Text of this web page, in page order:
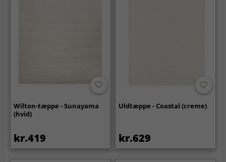
Wilton-tæppe - Sunayama
(hvid)
kr.419
Uldtæppe - Coastal (creme)
kr.629